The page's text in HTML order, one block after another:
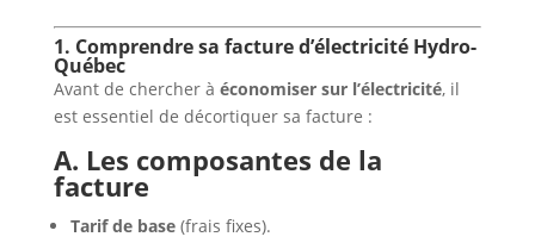
1. Comprendre sa facture d’électricité Hydro-
Québec
Avant de chercher à économiser sur l’électricité, il
est essentiel de décortiquer sa facture :
A. Les composantes de la
facture
Tarif de base(frais fixes).